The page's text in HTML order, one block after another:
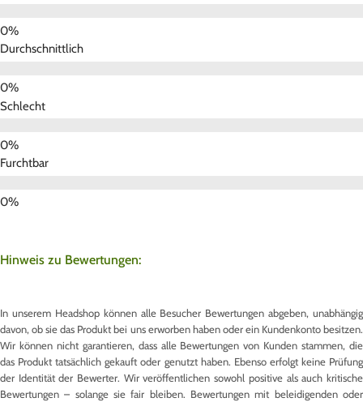
Durchschnittlich
Schlecht
Furchtbar
Hinweis zu Bewertungen:
In unserem Headshop können alle Besucher Bewertungen abgeben, unabhängig
davon, ob sie das Produkt bei uns erworben haben oder ein Kundenkonto besitzen.
Wir können nicht garantieren, dass alle Bewertungen von Kunden stammen, die
das Produkt tatsächlich gekauft oder genutzt haben. Ebenso erfolgt keine Prüfung
der Identität der Bewerter. Wir veröffentlichen sowohl positive als auch kritische
Bewertungen – solange sie fair bleiben. Bewertungen mit beleidigenden oder